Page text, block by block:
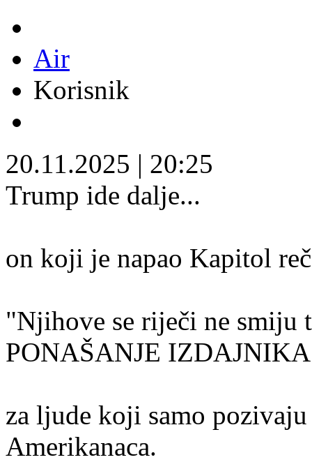
Air
Korisnik
20.11.2025 | 20:25
Trump ide dalje...
on koji je napao Kapitol
"Njihove se riječi ne
PONAŠANJE
za ljude koji samo pozivaju
Amerikanaca.